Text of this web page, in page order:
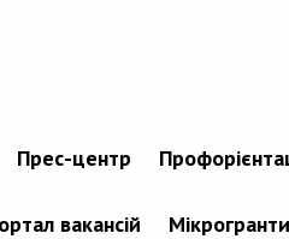
Прес-центр
вакансій Мікрогранти